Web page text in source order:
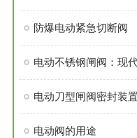
防爆电动紧急切断阀
电动不锈钢闸阀：现
电动刀型闸阀密封装
电动阀的用途